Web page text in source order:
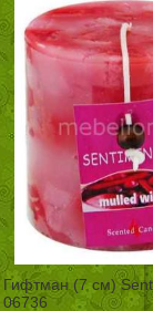
Гифтман (7 см)
06736